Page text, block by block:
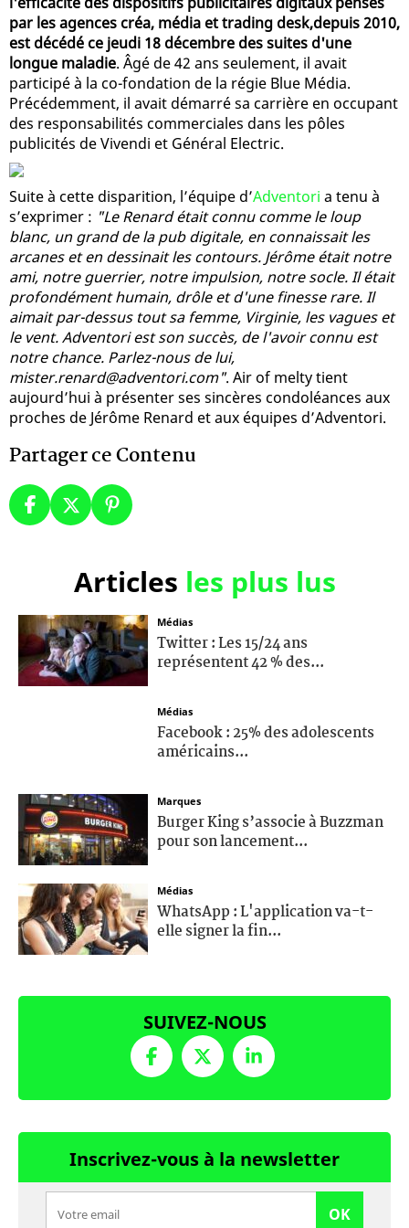
par les agences créa, média et trading desk,depuis 2010,
est décédé ce jeudi 18 décembre des suites d'une
longue maladie. Âgé de 42 ans seulement, il avait
participé à la co-fondation de la régie Blue Média.
Précédemment, il avait démarré sa carrière en occupant
des responsabilités commerciales dans les pôles
publicités de Vivendi et Général Electric.
Suite à cette disparition, l’équipe d’Adventori a tenu à
s’exprimer : "Le Renard était connu comme le loup
blanc, un grand de la pub digitale, en connaissait les
arcanes et en dessinait les contours. Jérôme était notre
ami, notre guerrier, notre impulsion, notre socle. Il était
profondément humain, drôle et d'une finesse rare. Il
aimait par-dessus tout sa femme, Virginie, les vagues et
le vent. Adventori est son succès, de l'avoir connu est
notre chance. Parlez-nous de lui,
mister.renard@adventori.com". Air of melty tient
aujourd’hui à présenter ses sincères condoléances aux
proches de Jérôme Renard et aux équipes d’Adventori.
Partager ce Contenu
Articles les plus lus
Médias
Twitter : Les 15/24 ans
représentent 42 % des...
Médias
Facebook : 25% des adolescents
américains...
Marques
Burger King s’associe à Buzzman
pour son lancement...
Médias
WhatsApp : L'application va-t-
elle signer la fin...
SUIVEZ-NOUS
Inscrivez-vous à la newsletter
OK